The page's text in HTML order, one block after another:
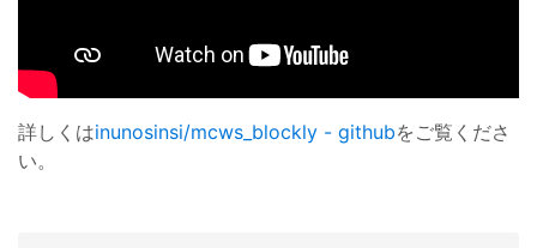
詳しくはinunosinsi/mcws_blockly - githubをご覧くださ
い。